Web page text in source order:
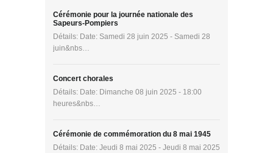
Cérémonie pour la journée nationale des
Sapeurs-Pompiers
Détails: Date: Samedi 28 juin 2025 - Samedi 28
juin&nbs…
Concert chorales
Détails: Date: Dimanche 08 juin 2025 - 18:00
heures&nbs…
Cérémonie de commémoration du 8 mai 1945
Détails: Date: Jeudi 8 mai 2025 - Jeudi 8 mai 2025